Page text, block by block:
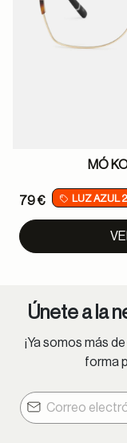
MÓ
79 € LUZ AZUL
Únete a la
¡Ya somos más
forma